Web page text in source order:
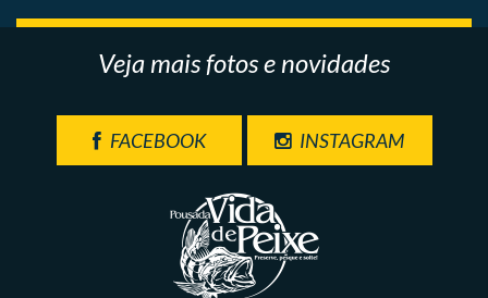
Veja mais fotos e novidades
FACEBOOK INSTAGRAM